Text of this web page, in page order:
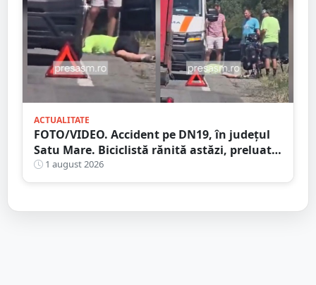
ACTUALITATE
FOTO/VIDEO. Accident pe DN19, în județul
Satu Mare. Biciclistă rănită astăzi, preluată
de Ambulanță
1 august 2026